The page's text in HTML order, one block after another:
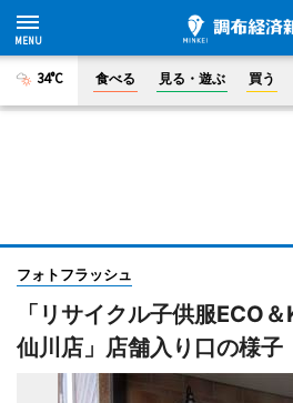
34°C 食べる 見る・遊ぶ 買う
フォトフラッシュ
「リサイクル子供服ECO
仙川店」店舗入り口の様子